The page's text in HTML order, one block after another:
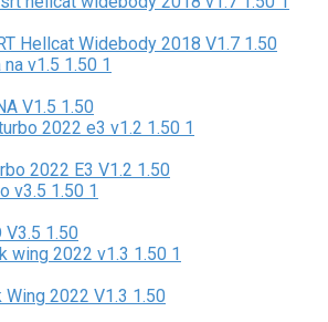
Hellcat Widebody 2018 V1.7 1.50
V1.5 1.50
2022 E3 V1.2 1.50
1.50
2022 V1.3 1.50